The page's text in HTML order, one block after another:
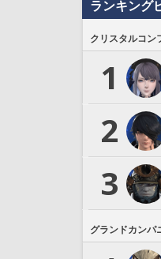
ランキング
クリスタルコン
1
2
3
グランドカンパ